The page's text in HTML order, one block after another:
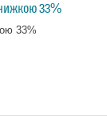
33%
33%